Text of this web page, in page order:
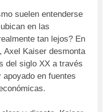
suelen entenderse
en las
tan lejos? En
Axel Kaiser desmonta
del siglo XX a través
en fuentes